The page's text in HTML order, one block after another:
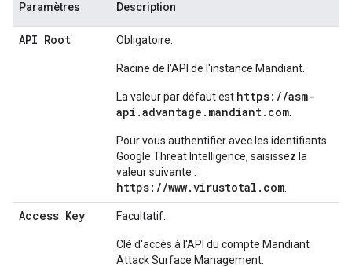
Paramètres Description
API Root Obligatoire.
Racine de l'API de l'instance Mandiant.
La valeur par défaut est https://asm-
api.advantage.mandiant.com
Pour vous authentifier avec les identifiants
Google Threat Intelligence, saisissez la
valeur suivante :
https://www.virustotal.com
Access Key Facultatif.
Clé d'accès à l'API du compte Mandiant
Attack Surface Management.